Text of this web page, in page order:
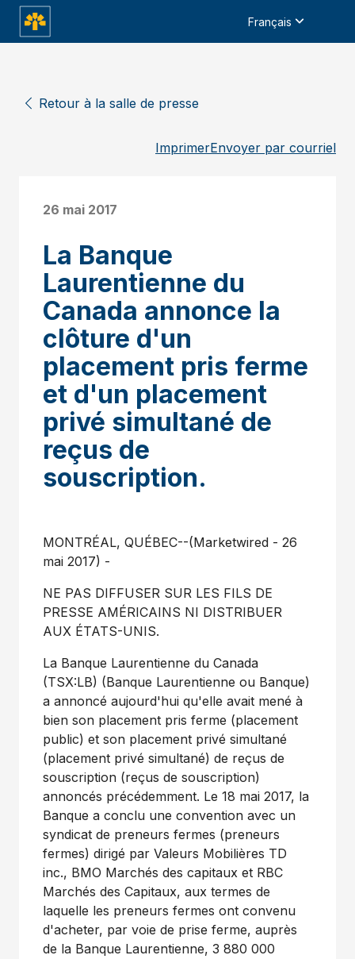
Français
Retour à la salle de presse
ImprimerEnvoyer par courriel
26 mai 2017
La Banque
Laurentienne du
Canada annonce la
clôture d'un
placement pris ferme
et d'un placement
privé simultané de
reçus de
souscription.
MONTRÉAL, QUÉBEC--(Marketwired - 26
mai 2017) -
NE PAS DIFFUSER SUR LES FILS DE
PRESSE AMÉRICAINS NI DISTRIBUER
AUX ÉTATS-UNIS.
La Banque Laurentienne du Canada
(TSX:LB) (Banque Laurentienne ou Banque)
a annoncé aujourd'hui qu'elle avait mené à
bien son placement pris ferme (placement
public) et son placement privé simultané
(placement privé simultané) de reçus de
souscription (reçus de souscription)
annoncés précédemment. Le 18 mai 2017, la
Banque a conclu une convention avec un
syndicat de preneurs fermes (preneurs
fermes) dirigé par Valeurs Mobilières TD
inc., BMO Marchés des capitaux et RBC
Marchés des Capitaux, aux termes de
laquelle les preneurs fermes ont convenu
d'acheter, par voie de prise ferme, auprès
de la Banque Laurentienne, 3 880 000